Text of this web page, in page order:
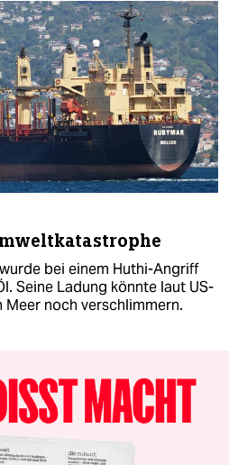
bei einem Huthi-Angriff
Seine Ladung könnte laut US-
noch verschlimmern.​